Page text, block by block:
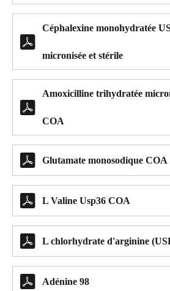

Céphalexine monohydratée
micronisée et stérile

Amoxicilline trihydratée
COA
 Glutamate monosodique COA
 L Valine Usp36 COA
 L chlorhydrate d'arginine
 Adénine 98